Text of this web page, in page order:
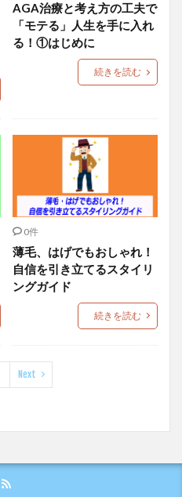
AGA治療と考え方の工夫で
「モテる」人生を手に入れ
る！①はじめに
続きを読む
0件
薄毛、はげでもおしゃれ！
自信を引き立てるスタイリ
ングガイド
続きを読む
Next